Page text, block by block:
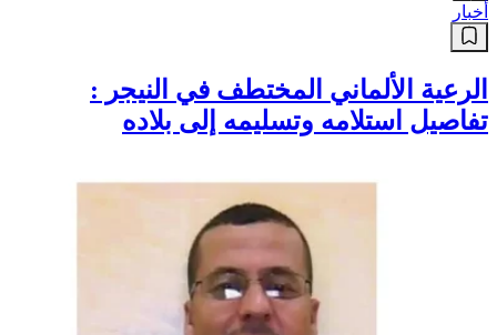
أخبار
الرعية الألماني المختطف في النيجر :
تفاصيل استلامه وتسليمه إلى بلاده